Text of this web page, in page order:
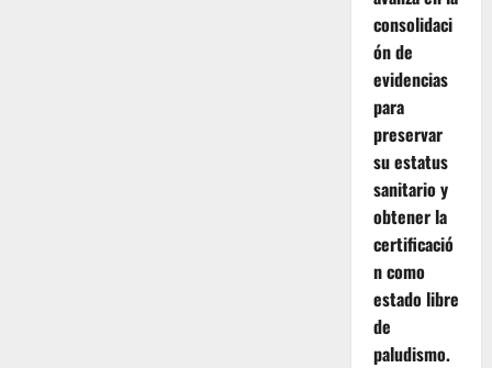
consolidaci
ón de
evidencias
para
preservar
su estatus
sanitario y
obtener la
certificació
n como
estado libre
de
paludismo.